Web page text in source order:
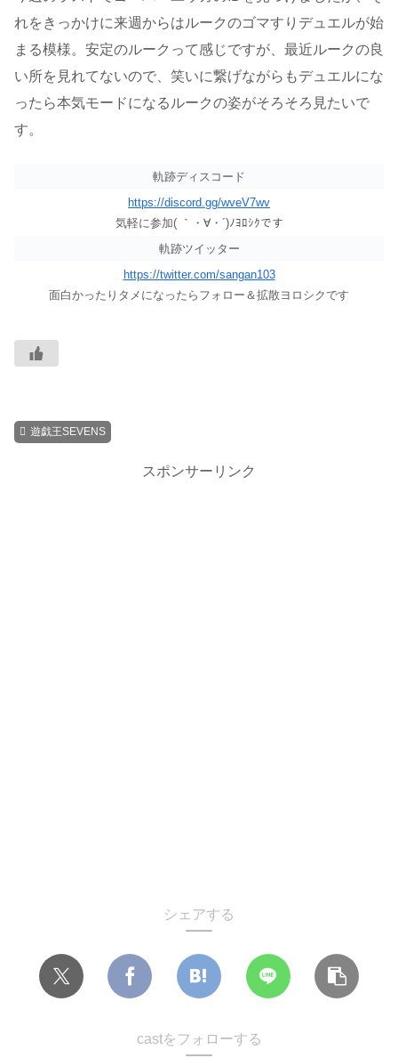
れをきっかけに来週からはルークのゴマすりデュエルが始
まる模様。安定のルークって感じですが、最近ルークの良
い所を見れてないので、笑いに繋げながらもデュエルにな
ったら本気モードになるルークの姿がそろそろ見たいで
す。
軌跡ディスコード
https://discord.gg/wveV7wv
気軽に参加( ｀・∀・´)ﾉﾖﾛｼｸです
軌跡ツイッター
https://twitter.com/sangan103
面白かったりタメになったらフォロー＆拡散ヨロシクです
遊戯王SEVENS
スポンサーリンク
シェアする
castをフォローする